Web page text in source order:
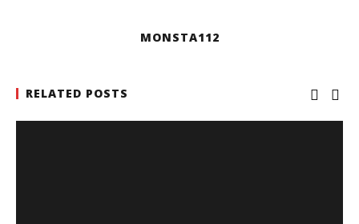
MONSTA112
RELATED POSTS